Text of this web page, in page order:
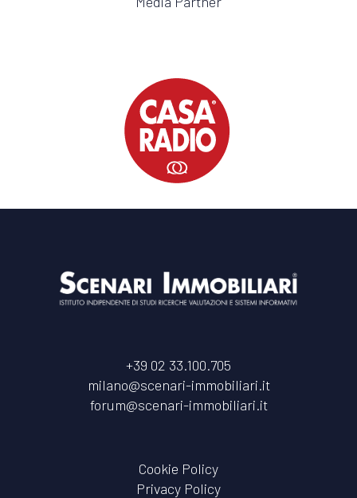
+39 02 33.100.705
milano@scenari-immobiliari.it
forum@scenari-immobiliari.it
Cookie Policy
Privacy Policy